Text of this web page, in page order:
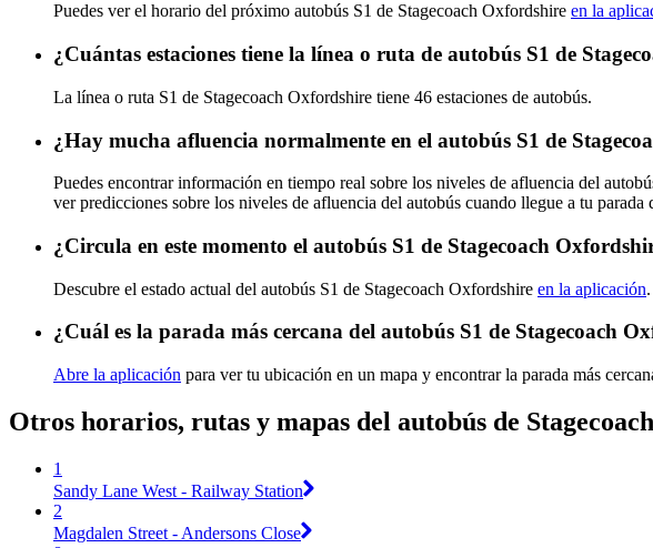
Puedes ver el horario del próximo autobús S1 de Stagecoach Oxfordshire en la
¿Cuántas estaciones tiene la línea o ruta de autobús S1 de
La línea o ruta S1 de Stagecoach Oxfordshire tiene 46 estaciones de autobús.
¿Hay mucha afluencia normalmente en el autobús S1 de
Puedes encontrar información en tiempo real sobre los niveles de afluencia del
ver predicciones sobre los niveles de afluencia del autobús cuando llegue a tu parada
¿Circula en este momento el autobús S1 de Stagecoach
Descubre el estado actual del autobús S1 de Stagecoach Oxfordshire en la aplicación.
¿Cuál es la parada más cercana del autobús S1 de Stagecoach
Abre la aplicación para ver tu ubicación en un mapa y encontrar la parada más
Otros horarios, rutas y mapas del autobús de
1
Sandy Lane West - Railway Station
2
Magdalen Street - Andersons Close